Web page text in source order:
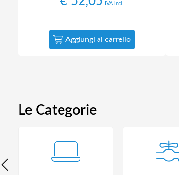
IVA incl.
Aggiungi al carrello
Le Categorie